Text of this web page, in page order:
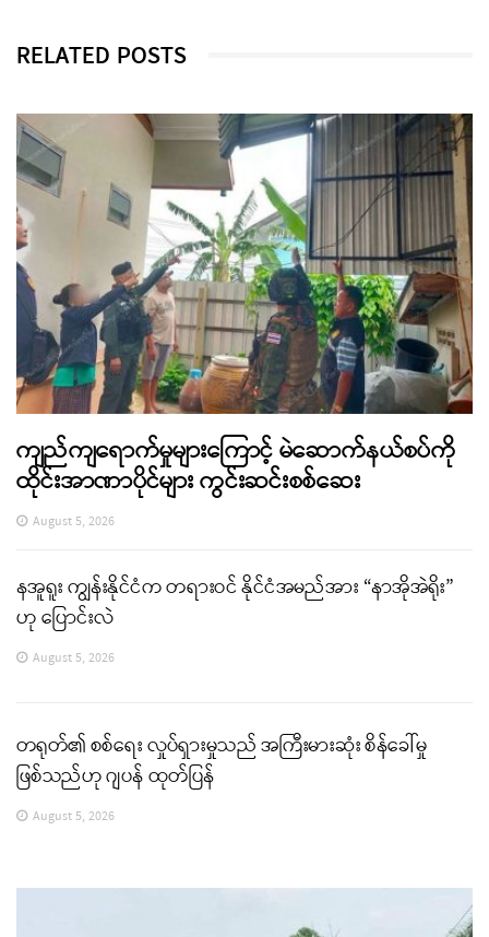
RELATED POSTS
ကျည်ကျရောက်မှုများကြောင့် မဲဆောက်နယ်စပ်ကို
ထိုင်းအာဏာပိုင်များ ကွင်းဆင်းစစ်ဆေး
August 5, 2026
နအူရူး ကျွန်းနိုင်ငံက တရားဝင် နိုင်ငံအမည်အား “နာအိုအဲရိုး”
ဟု ပြောင်းလဲ
August 5, 2026
တရုတ်၏ စစ်ရေး လှုပ်ရှားမှုသည် အကြီးမားဆုံး စိန်ခေါ်မှု
ဖြစ်သည်ဟု ဂျပန် ထုတ်ပြန်
August 5, 2026